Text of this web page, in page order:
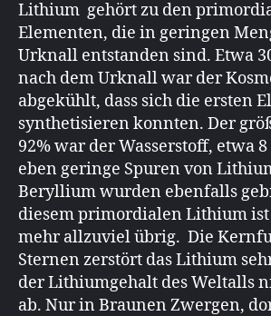
Lithium gehört zu den
Elementen, die in geringen
Urknall entstanden sind. Etwa
nach dem Urknall war der
abgekühlt, dass sich die ersten
synthetisieren konnten. Der
92% war der Wasserstoff, etwa
eben geringe Spuren von
Beryllium wurden ebenfalls
diesem primordialen Lithium
mehr allzuviel übrig. Die
Sternen zerstört das Lithium
der Lithiumgehalt des Weltalls
ab. Nur in Braunen Zwergen,